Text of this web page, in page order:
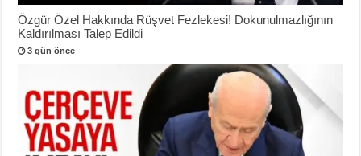
Özgür Özel Hakkında Rüşvet Fezlekesi! Dokunulmazlığının
Kaldırılması Talep Edildi
3 gün önce